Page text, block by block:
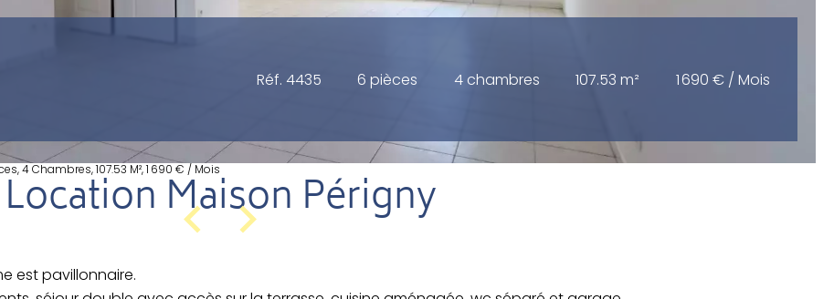
Réf. 4435 6 pièces 4 chambres 107.53 m² 1 690 € / Mois
4 Chambres, 107.53 M², 1 690 € / Mois
Location Maison Périgny
est pavillonnaire.